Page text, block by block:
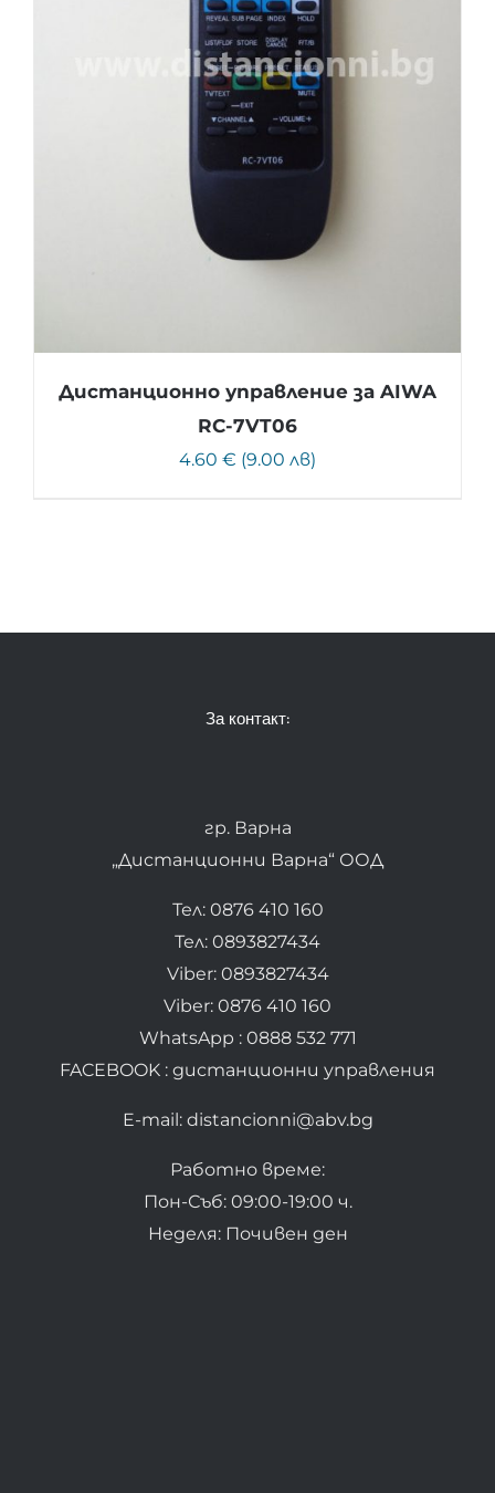
Дистанционно управление за AIWA
RC-7VT06
4.60 € (9.00 лв)
За контакт:
гр. Варна
„Дистанционни Варна“ ООД
Тел: 0876 410 160
Тел: 0893827434
Viber: 0893827434
Viber: 0876 410 160
WhatsApp : 0888 532 771
FACEBOOK : дистанционни управления
E-mail: distancionni@abv.bg
Работно време:
Пон-Съб: 09:00-19:00 ч.
Неделя: Почивен ден